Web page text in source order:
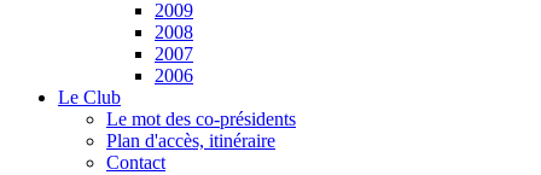
2009
2008
2007
2006
Le Club
Le mot des co-présidents
Plan d'accès, itinéraire
Contact